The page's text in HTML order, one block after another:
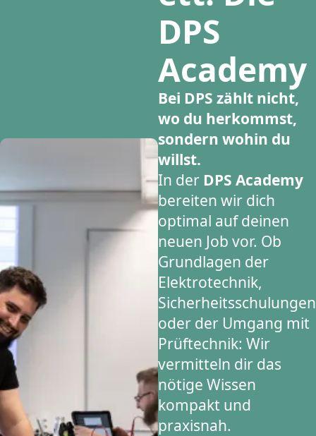
DPS
Academy
Bei DPS zählt nicht,
wo du herkommst,
sondern wohin du
willst.
In der DPS Academy
bereiten wir dich
optimal auf deinen
neuen Job vor. Ob
Grundlagen der
Elektrotechnik,
Sicherheitsschulungen
oder der Umgang mit
Prüftechnik: Wir
vermitteln dir das
nötige Wissen
kompakt und
praxisnah.